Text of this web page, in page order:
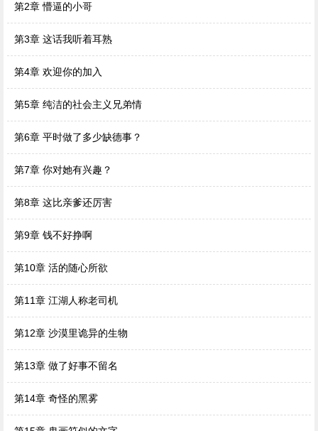
第2章 懵逼的小哥
第3章 这话我听着耳熟
第4章 欢迎你的加入
第5章 纯洁的社会主义兄弟情
第6章 平时做了多少缺德事？
第7章 你对她有兴趣？
第8章 这比亲爹还厉害
第9章 钱不好挣啊
第10章 活的随心所欲
第11章 江湖人称老司机
第12章 沙漠里诡异的生物
第13章 做了好事不留名
第14章 奇怪的黑雾